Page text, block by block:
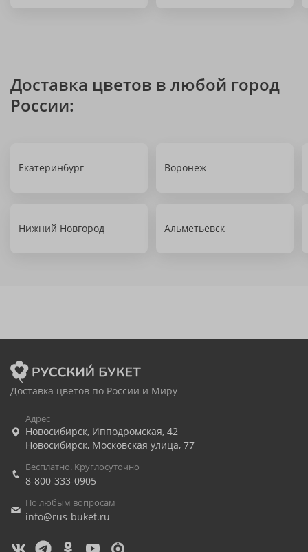
Доставка цветов в любой город
России:
Екатеринбург Воронеж
Нижний Новгород Альметьевск
Доставка цветов по России и Миру
Адрес
Новосибирск, Ипподромская, 42
Новосибирск, Московская улица, 77
Бесплатно. Круглосуточно
8-800-333-0905
По любым вопросам
info@rus-buket.ru